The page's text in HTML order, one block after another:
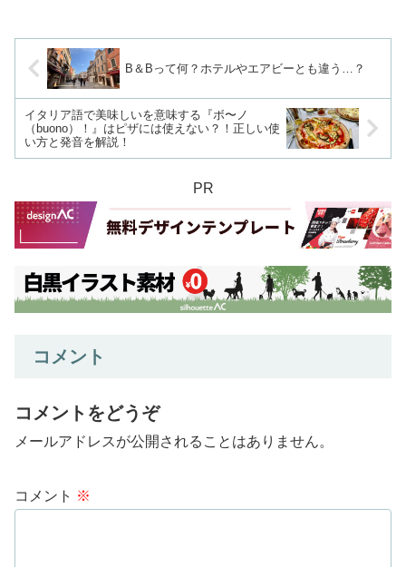
B＆Bって何？ホテルやエアビーとも違う…？
イタリア語で美味しいを意味する『ボ〜ノ
（buono）！』はピザには使えない？！正しい使
い方と発音を解説！
PR
コメント
コメントをどうぞ
メールアドレスが公開されることはありません。
コメント ※